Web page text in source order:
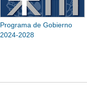
Programa de Gobierno
2024-2028